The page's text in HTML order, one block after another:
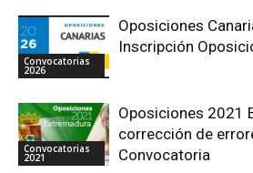
Convocatorias
2026
Oposiciones
Inscripción
Convocatorias
2021
Oposiciones 2021
corrección de
Convocatoria